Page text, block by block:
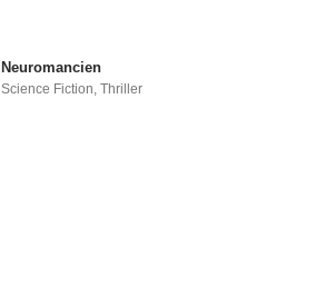
Neuromancien
Science Fiction,Thriller